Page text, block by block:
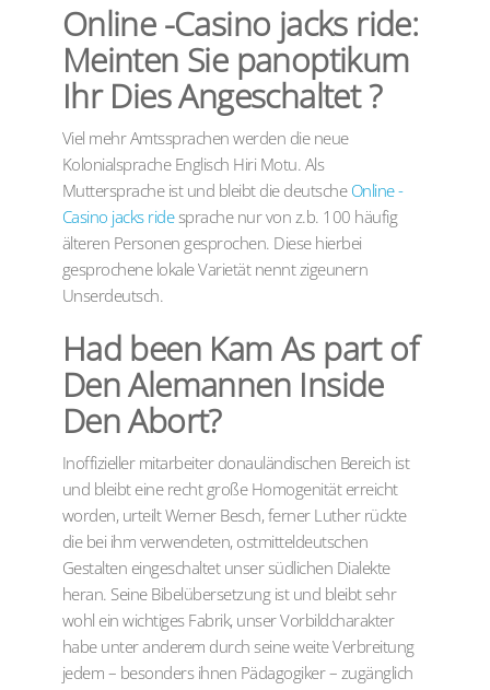
Online -Casino jacks ride:
Meinten Sie panoptikum
Ihr Dies Angeschaltet ?
Viel mehr Amtssprachen werden die neue
Kolonialsprache Englisch Hiri Motu. Als
Muttersprache ist und bleibt die deutsche Online -
Casino jacks ridesprache nur von z.b. 100 häufig
älteren Personen gesprochen. Diese hierbei
gesprochene lokale Varietät nennt zigeunern
Unserdeutsch.
Had been Kam As part of
Den Alemannen Inside
Den Abort?
Inoffizieller mitarbeiter donauländischen Bereich ist
und bleibt eine recht große Homogenität erreicht
worden, urteilt Werner Besch, ferner Luther rückte
die bei ihm verwendeten, ostmitteldeutschen
Gestalten eingeschaltet unser südlichen Dialekte
heran. Seine Bibelübersetzung ist und bleibt sehr
wohl ein wichtiges Fabrik, unser Vorbildcharakter
habe unter anderem durch seine weite Verbreitung
jedem – besonders ihnen Pädagogiker – zugänglich